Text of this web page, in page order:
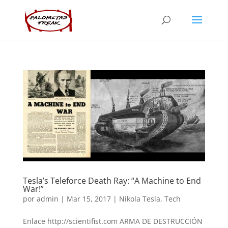
Tesla’s Teleforce Death Ray: “A Machine to End
War!”
por admin | Mar 15, 2017| Nikola Tesla, Tech
Enlace http://scientifist.com ARMA DE DESTRUCCIÓN